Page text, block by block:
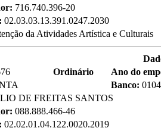
716.740.396-20
02.03.03.13.391.0247.2030
da Atividades Artística e Culturais
Ordinário
Ano do
Banco: 0104
DE FREITAS SANTOS
088.888.466-46
02.02.01.04.122.0020.2019